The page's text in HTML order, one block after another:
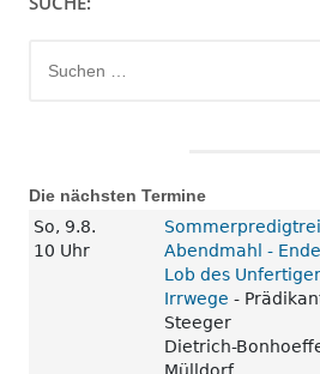
nach:
Die nächsten Termine